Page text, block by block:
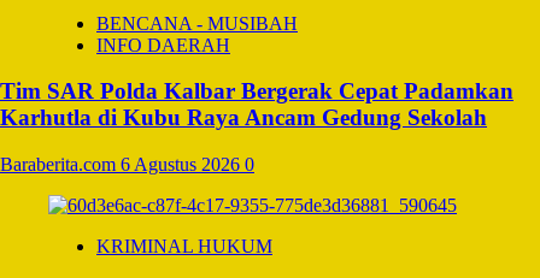
BENCANA - MUSIBAH
INFO DAERAH
Tim SAR Polda Kalbar Bergerak Cepat Padamkan
Karhutla di Kubu Raya Ancam Gedung Sekolah
Baraberita.com 6 Agustus 2026 0
KRIMINAL HUKUM